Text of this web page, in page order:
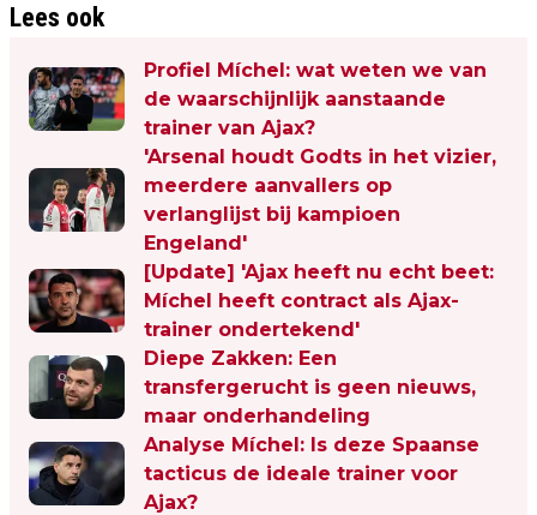
Lees ook
Profiel Míchel: wat weten we van
de waarschijnlijk aanstaande
trainer van Ajax?
'Arsenal houdt Godts in het vizier,
meerdere aanvallers op
verlanglijst bij kampioen
Engeland'
[Update] 'Ajax heeft nu echt beet:
Míchel heeft contract als Ajax-
trainer ondertekend'
Diepe Zakken: Een
transfergerucht is geen nieuws,
maar onderhandeling
Analyse Míchel: Is deze Spaanse
tacticus de ideale trainer voor
Ajax?